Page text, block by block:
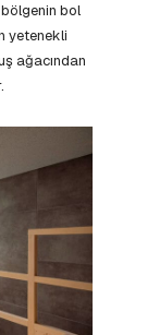
bol
yetenekli
ağacından